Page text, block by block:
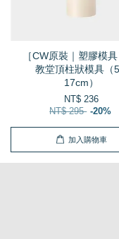
［CW原裝｜塑膠模
教堂頂柱狀模具（
17cm）
NT$ 236
NT$ 295 -20%
加入購物車